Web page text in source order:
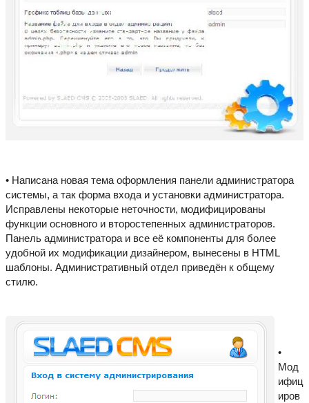
• Написана новая тема оформления панели администратора
системы, а так форма входа и установки администратора.
Исправлены некоторые неточности, модифицированы
функции основного и второстепенных администраторов.
Панель администратора и все её компоненты для более
удобной их модификации дизайнером, вынесены в HTML
шаблоны. Административный отдел приведён к общему
стилю.
•
Мод
ифиц
иров